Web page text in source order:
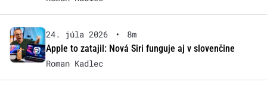
24. júla 2026 •
8m
Apple to zatajil: Nová Siri funguje aj v slovenčine
Roman Kadlec